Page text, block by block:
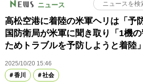
ニュース
高松空港に着陸の米軍ヘリは「
国防衛局が米軍に聞き取り「1機
ためトラブルを予防しようと着陸」
2025/10/20 15:46
香川
社会